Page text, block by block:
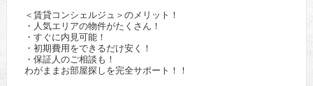
＜賃貸コンシェルジュ＞のメリット！
・人気エリアの物件がたくさん！
・すぐに内見可能！
・初期費用をできるだけ安く！
・保証人のご相談も！
わがままお部屋探しを完全サポート！！